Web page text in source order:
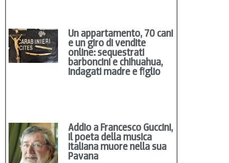
Un appartamento, 70 cani
e un giro di vendite
online: sequestrati
barboncini e chihuahua,
indagati madre e figlio
Addio a Francesco Guccini,
il poeta della musica
italiana muore nella sua
Pavana